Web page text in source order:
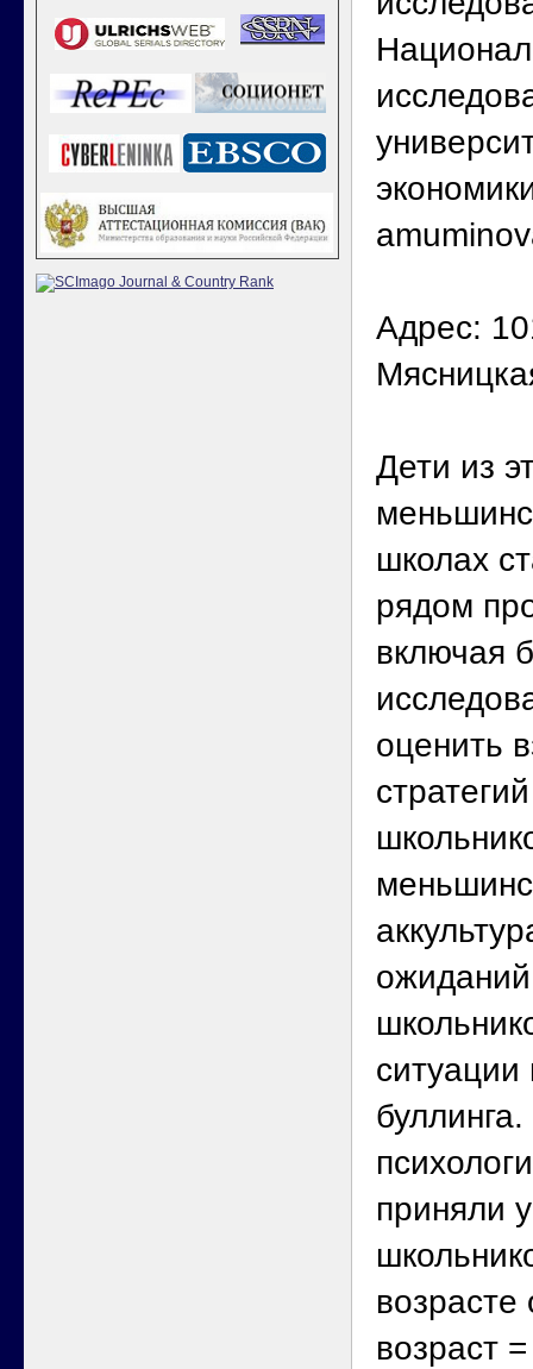
Адрес:
Дети из
школах
рядом
включая
оценить
ситуации
приняли
возрасте
возраст